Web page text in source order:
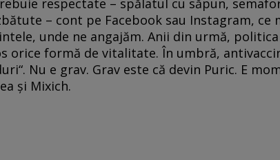
respectate – spălatul cu săpun,
– cont pe Facebook sau Instagram, ce
unde ne angajăm. Anii din urmă,
orice formă de vitalitate. În umbră,
Nu e grav. Grav este că devin Puric. E
şi Mixich.